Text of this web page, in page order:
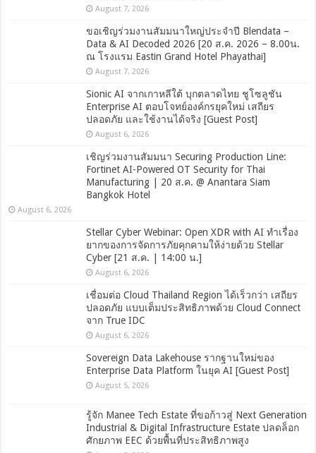
August 7, 2026
ขอเชิญร่วมงานสัมมนาใหญ่ประจำปี Blendata –
Data & AI Decoded 2026 [20 ส.ค. 2026 – 8.00น.
ณ โรงแรม Eastin Grand Hotel Phayathai]
August 7, 2026
Sionic AI จากเกาหลีใต้ บุกตลาดไทย ชูโซลูชัน
Enterprise AI ตอบโจทย์องค์กรยุคใหม่ เสถียร
ปลอดภัย และใช้งานได้จริง [Guest Post]
August 6, 2026
เชิญร่วมงานสัมมนา Securing Production Line:
Fortinet AI-Powered OT Security for Thai
Manufacturing | 20 ส.ค. @ Anantara Siam
Bangkok Hotel
August 6, 2026
Stellar Cyber Webinar: Open XDR with AI ทำเรื่อง
ยากของการจัดการภัยคุกคามให้ง่ายด้วย Stellar
Cyber [21 ส.ค. | 14:00 น.]
August 6, 2026
เชื่อมต่อ Cloud Thailand Region ได้เร็วกว่า เสถียร
ปลอดภัย แบบเต็มประสิทธิภาพด้วย Cloud Connect
จาก True IDC
August 6, 2026
Sovereign Data Lakehouse รากฐานใหม่ของ
Enterprise Data Platform ในยุค AI [Guest Post]
August 5, 2026
รู้จัก Manee Tech Estate ที่ขอก้าวสู่ Next Generation
Industrial & Digital Infrastructure Estate ปลดล็อก
ศักยภาพ EEC ด้วยพื้นที่ประสิทธิภาพสูง